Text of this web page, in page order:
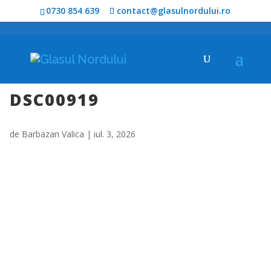
0730 854 639 contact@glasulnordului.ro
DSC00919
de Barbazan Valica | iul. 3, 2026